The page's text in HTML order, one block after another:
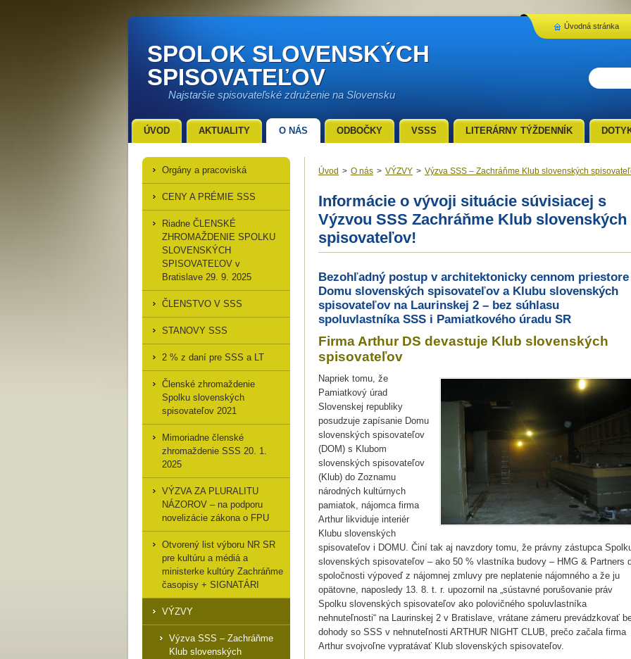
SPOLOK SLOVENSKÝCH
SPISOVATEĽOV
Najstaršie spisovateľské združenie na Slovensku
Úvod > O nás > VÝZVY > Výzva SSS – Zachráňme Klub slovenských
Informácie o vývoji situácie súvisiacej s
Výzvou SSS Zachráňme Klub slovenských
spisovateľov!
Bezohľadný postup v architektonicky cennom priestore
Domu slovenských spisovateľov a Klubu slovenských
spisovateľov na Laurinskej 2 – bez súhlasu
spoluvlastníka SSS i Pamiatkového úradu SR
Firma Arthur DS devastuje Klub slovenských
spisovateľov
Napriek tomu, že
Pamiatkový úrad
Slovenskej republiky
posudzuje zapísanie Domu
slovenských spisovateľov
(DOM) s Klubom
slovenských spisovateľov
(Klub) do Zoznamu
národných kultúrnych
pamiatok, nájomca firma
Arthur likviduje interiér
Klubu slovenských
spisovateľov i DOMU. Činí tak aj navzdory tomu, že právny zástupca
slovenských spisovateľov – ako 50 % vlastníka budovy – HMG & Partners
spoločnosti výpoveď z nájomnej zmluvy pre neplatenie nájomného a že ju
opätovne, naposledy 13. 8. t. r. upozornil na „sústavné porušovanie práv
Spolku slovenských spisovateľov ako polovičného spoluvlastníka
nehnuteľnosti“ na Laurinskej 2 v Bratislave, vrátane zámeru prevádzkovať
dohody so SSS v nehnuteľnosti ARTHUR NIGHT CLUB, prečo začala firma
Arthur svojvoľne vypratávať Klub slovenských spisovateľov.
Orgány a pracoviská
CENY A PRÉMIE SSS
Riadne ČLENSKÉ
ZHROMAŽDENIE SPOLKU
SLOVENSKÝCH
SPISOVATEĽOV v
Bratislave 29. 9. 2025
ČLENSTVO V SSS
STANOVY SSS
2 % z daní pre SSS a LT
Členské zhromaždenie
Spolku slovenských
spisovateľov 2021
Mimoriadne členské
zhromaždenie SSS 20. 1.
2025
VÝZVA ZA PLURALITU
NÁZOROV – na podporu
novelizácie zákona o FPU
Otvorený list výboru NR SR
pre kultúru a médiá a
ministerke kultúry Zachráňme
časopisy + SIGNATÁRI
VÝZVY
Výzva SSS – Zachráňme
Klub slovenských
ÚVOD AKTUALITY O NÁS ODBOČKY VSSS LITERÁRNY TÝŽDENNÍK
Úvodná stránka